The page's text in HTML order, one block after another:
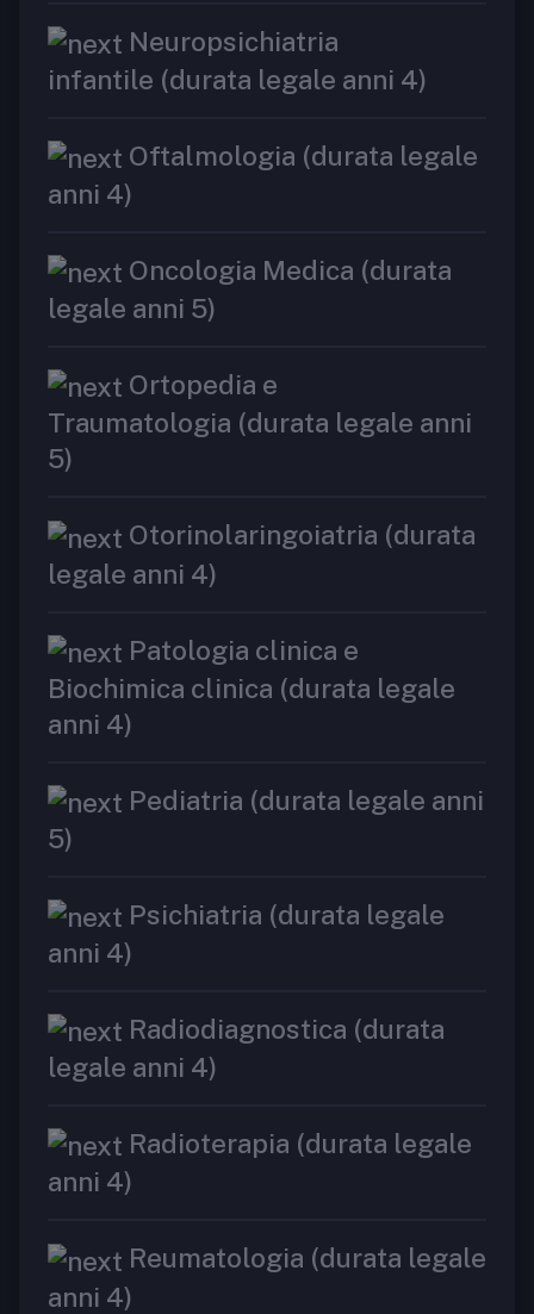
Neuropsichiatria
infantile (durata legale anni 4)
Oftalmologia (durata legale
anni 4)
Oncologia Medica (durata
legale anni 5)
Ortopedia e
Traumatologia (durata legale anni
5)
Otorinolaringoiatria (durata
legale anni 4)
Patologia clinica e
Biochimica clinica (durata legale
anni 4)
Pediatria (durata legale anni
5)
Psichiatria (durata legale
anni 4)
Radiodiagnostica (durata
legale anni 4)
Radioterapia (durata legale
anni 4)
Reumatologia (durata legale
anni 4)